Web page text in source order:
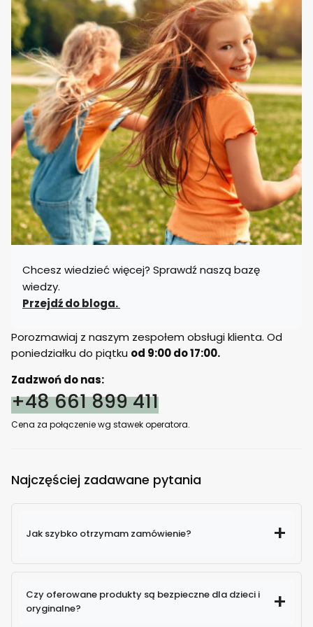
Chcesz wiedzieć więcej? Sprawdź naszą bazę
wiedzy.
Przejdź do bloga.
Porozmawiaj z naszym zespołem obsługi klienta. Od
poniedziałku do piątku od 9:00 do 17:00.
Zadzwoń do nas:
+48 661 899 411
Cena za połączenie wg stawek operatora.
Najczęściej zadawane pytania
Jak szybko otrzymam zamówienie?
Czy oferowane produkty są bezpieczne dla dzieci i
oryginalne?